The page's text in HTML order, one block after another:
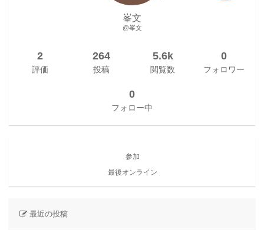
峯文
@峯文
2
評価
264
投稿
5.6k
閲覧数
0
フォロワー
0
フォロー中
参加
最後オンライン
最近の投稿